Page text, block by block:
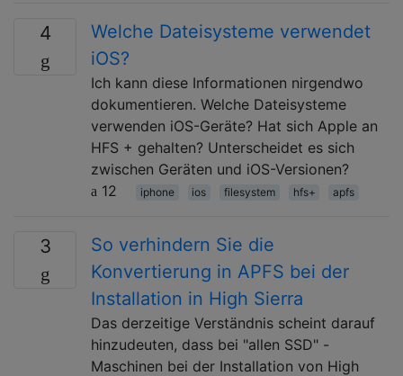
4
Welche Dateisysteme verwendet
iOS?
Ich kann diese Informationen nirgendwo
dokumentieren. Welche Dateisysteme
verwenden iOS-Geräte? Hat sich Apple an
HFS + gehalten? Unterscheidet es sich
zwischen Geräten und iOS-Versionen?
12
iphone ios filesystem hfs+ apfs
3
So verhindern Sie die
Konvertierung in APFS bei der
Installation in High Sierra
Das derzeitige Verständnis scheint darauf
hinzudeuten, dass bei "allen SSD" -
Maschinen bei der Installation von High